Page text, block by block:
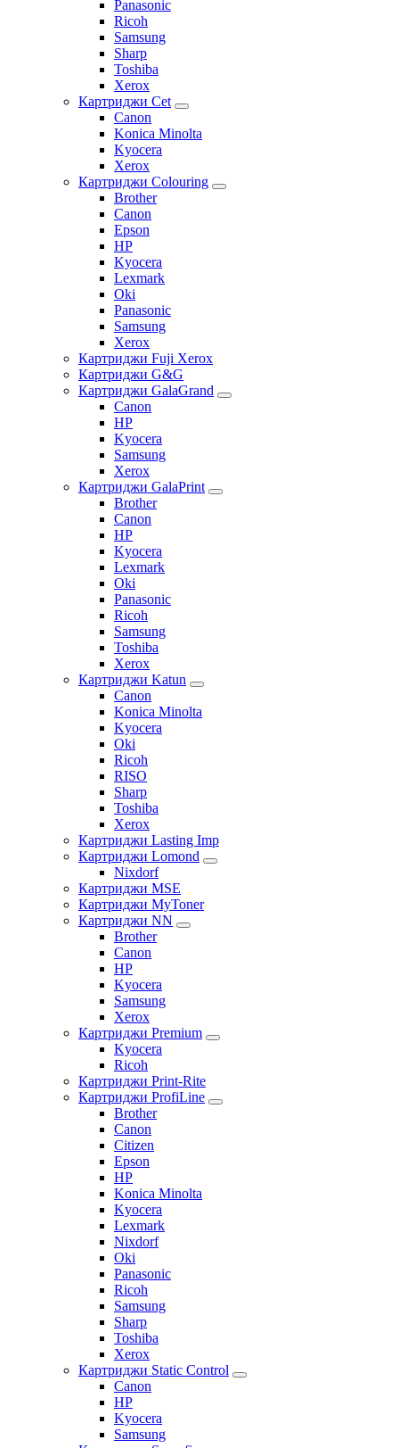
Panasonic
Ricoh
Samsung
Sharp
Toshiba
Xerox
Картриджи Cet
Canon
Konica Minolta
Kyocera
Xerox
Картриджи Colouring
Brother
Canon
Epson
HP
Kyocera
Lexmark
Oki
Panasonic
Samsung
Xerox
Картриджи Fuji Xerox
Картриджи G&G
Картриджи GalaGrand
Canon
HP
Kyocera
Samsung
Xerox
Картриджи GalaPrint
Brother
Canon
HP
Kyocera
Lexmark
Oki
Panasonic
Ricoh
Samsung
Toshiba
Xerox
Картриджи Katun
Canon
Konica Minolta
Kyocera
Oki
Ricoh
RISO
Sharp
Toshiba
Xerox
Картриджи Lasting Imp
Картриджи Lomond
Nixdorf
Картриджи MSE
Картриджи MyToner
Картриджи NN
Brother
Canon
HP
Kyocera
Samsung
Xerox
Картриджи Premium
Kyocera
Ricoh
Картриджи Print-Rite
Картриджи ProfiLine
Brother
Canon
Citizen
Epson
HP
Konica Minolta
Kyocera
Lexmark
Nixdorf
Oki
Panasonic
Ricoh
Samsung
Sharp
Toshiba
Xerox
Картриджи Static Control
Canon
HP
Kyocera
Samsung